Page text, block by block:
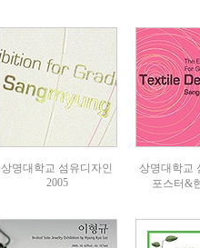
상명대학교 섬유디자인
2005
상명대학교
포스터&